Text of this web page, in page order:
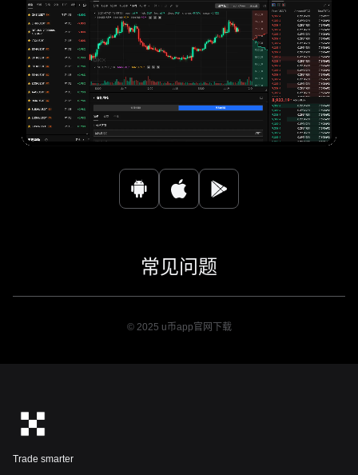
常见问题
© 2025 u币app官网下载
Trade smarter